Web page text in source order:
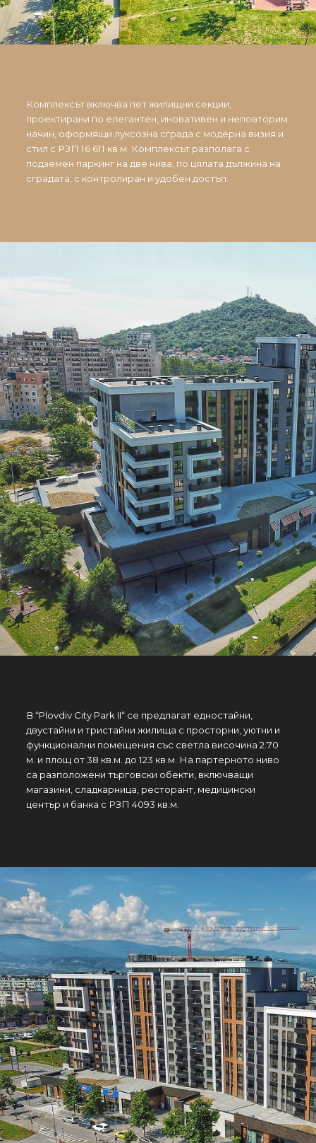
Комплексът включва пет жилищни секции,
проектирани по елегантен, иновативен и неповторим
начин, оформящи луксозна сграда с модерна визия и
стил с РЗП 16 611 кв.м. Комплексът разполага с
подземен паркинг на две нива, по цялата дължина на
сградата, с контролиран и удобен достъп.
В “Plovdiv City Park II“ се предлагат едностайни,
двустайни и тристайни жилища с просторни, уютни и
функционални помещения със светла височина 2.70
м. и площ от 38 кв.м. до 123 кв.м. На партерното ниво
са разположени търговски обекти, включващи
магазини, сладкарница, ресторант, медицински
център и банка с РЗП 4093 кв.м.